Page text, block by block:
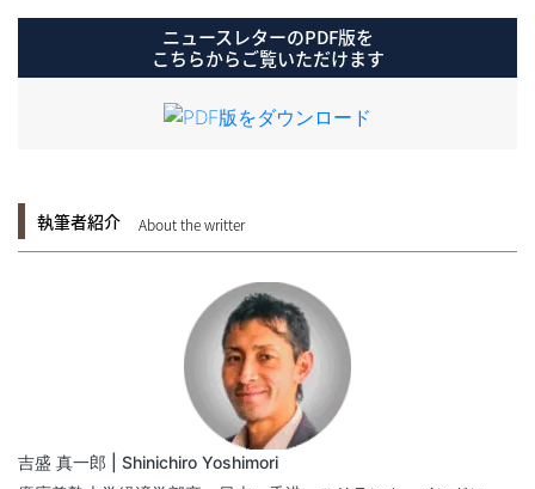
ニュースレターのPDF版を
こちらからご覧いただけます
執筆者紹介 About the writter
吉盛 真一郎 | Shinichiro Yoshimori